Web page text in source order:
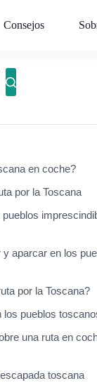
Consejos
en coche?
por la Toscana
aparcar en los
por la Toscana?
los pueblos
una ruta en
toscana